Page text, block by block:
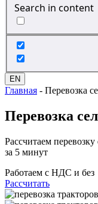
Search in content
EN
Главная - Перевозка
Перевозка
Рассчитаем
за 5 минут
Работаем с НДС и без
Рассчитать